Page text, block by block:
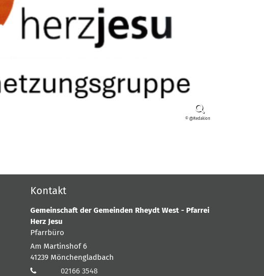
© @Redakion
Kontakt
Gemeinschaft der Gemeinden Rheydt West - Pfarrei
Herz Jesu
Pfarrbüro
Am Martinshof 6
41239 Mönchengladbach
02166 3548